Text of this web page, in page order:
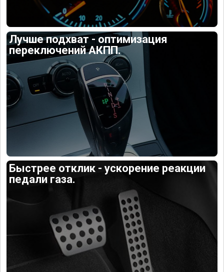
Лучше подхват - оптимизация
переключений АКПП.
Быстрее отклик - ускорение реакции
педали газа.